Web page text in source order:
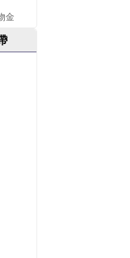
金